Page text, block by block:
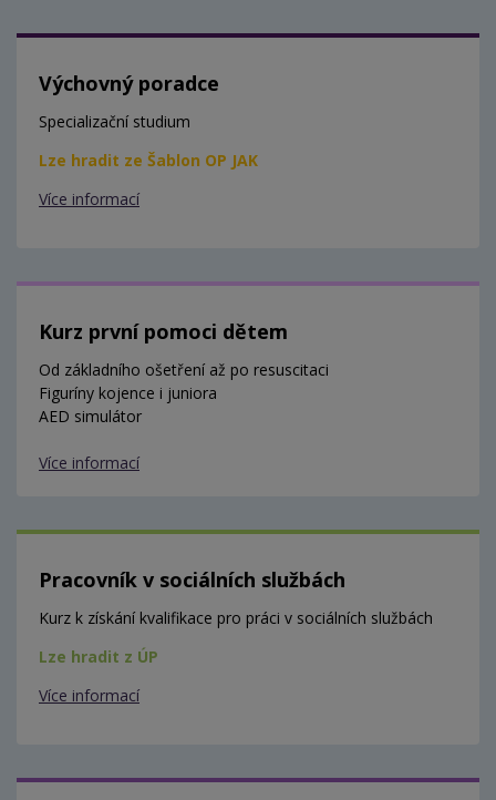
Výchovný poradce
Specializační studium
Lze hradit ze Šablon OP JAK
Více informací
Kurz první pomoci dětem
Od základního ošetření až po resuscitaci
Figuríny kojence i juniora
AED simulátor
Více informací
Pracovník v sociálních službách
Kurz k získání kvalifikace pro práci v sociálních službách
Lze hradit z ÚP
Více informací